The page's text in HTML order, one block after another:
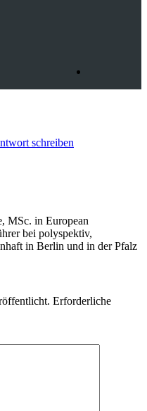
schreiben
MSc. in European
bei polyspektiv,
in Berlin und in der Pfalz
Erforderliche